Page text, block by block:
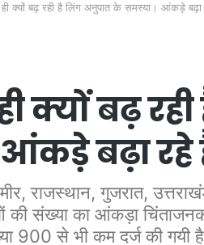
क्यों बढ़ रही है लिंग अनुपात के समस्या। आंकड़े बढ़ा
क्यों बढ़
बढ़ा रहे
राजस्थान, गुजरात,
की संख्या का आंकड़ा
900 से भी कम दर्ज की गयी